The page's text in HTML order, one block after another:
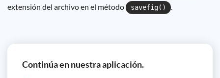
extensión del archivo en el método
savefig() .
Continúa en nuestra aplicación.